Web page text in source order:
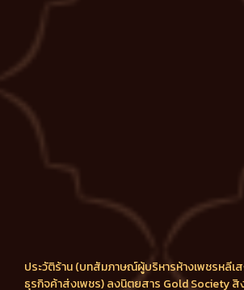
ประวัติร้าน (บทสัมภาษณ์ผู้บริหารห้างเพชรหลีเสง ครบรอบ 80 ปี
ธุรกิจค้าส่งเพชร) ลงนิตยสาร Gold Society สิ